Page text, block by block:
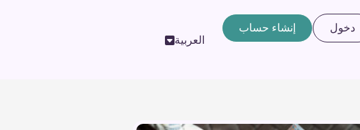
دخول
إنشاء حساب
العربيةEnglish